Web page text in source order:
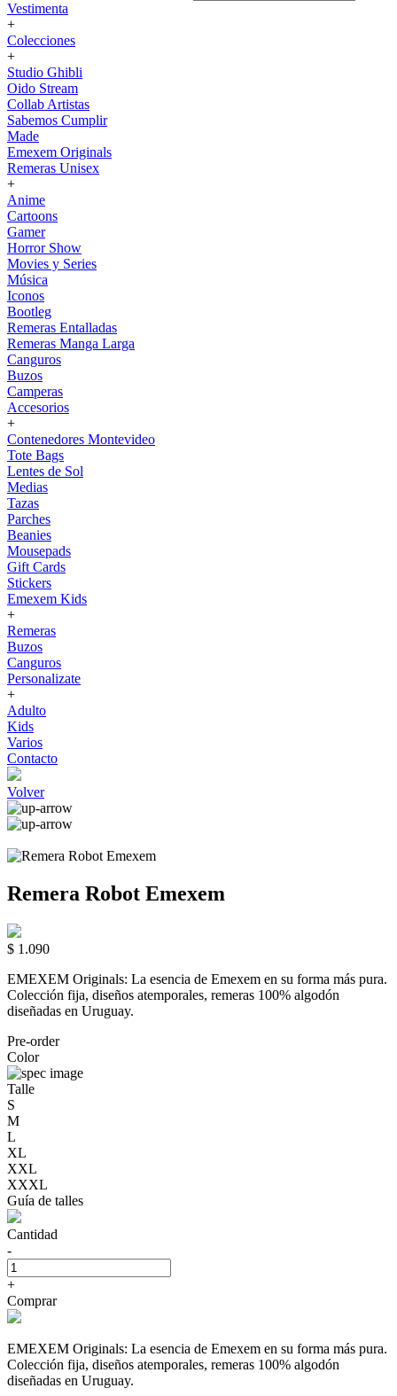
Vestimenta
+
Colecciones
+
Studio Ghibli
Oido Stream
Collab Artistas
Sabemos Cumplir
Made
Emexem Originals
Remeras Unisex
+
Anime
Cartoons
Gamer
Horror Show
Movies y Series
Música
Iconos
Bootleg
Remeras Entalladas
Remeras Manga Larga
Canguros
Buzos
Camperas
Accesorios
+
Contenedores Montevideo
Tote Bags
Lentes de Sol
Medias
Tazas
Parches
Beanies
Mousepads
Gift Cards
Stickers
Emexem Kids
+
Remeras
Buzos
Canguros
Personalizate
+
Adulto
Kids
Varios
Contacto
Volver
Remera Robot Emexem
$ 1.090
EMEXEM Originals: La esencia de Emexem en su forma más pura.
Colección fija, diseños atemporales, remeras 100% algodón
diseñadas en Uruguay.
Pre-order
Color
Talle
S
M
L
XL
XXL
XXXL
Guía de talles
Cantidad
-
+
Comprar
EMEXEM Originals: La esencia de Emexem en su forma más pura.
Colección fija, diseños atemporales, remeras 100% algodón
diseñadas en Uruguay.